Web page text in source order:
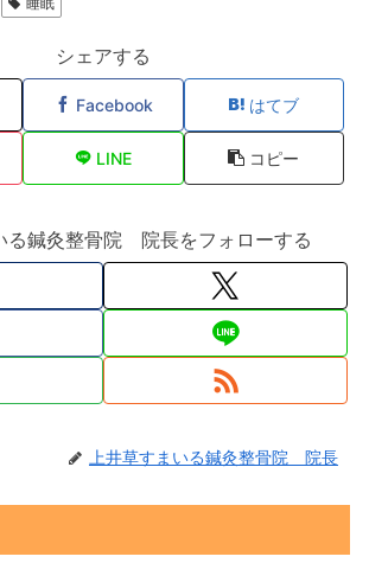
シェアする
Facebook はてブ
LINE コピー
る鍼灸整骨院 院長をフォローする
上井草すまいる鍼灸整骨院 院長